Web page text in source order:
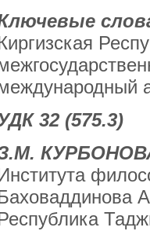
32 (575.3)